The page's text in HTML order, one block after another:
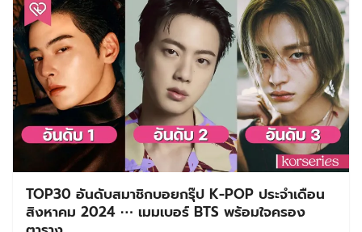
TOP30 อันดับสมาชิกบอยกรุ๊ป K-POP ประจำเดือน
สิงหาคม 2024 ⋯ เมมเบอร์ BTS พร้อมใจครอง